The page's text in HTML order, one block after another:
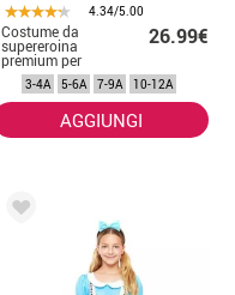
4.34/5.00
Costume da
supereroina
premium per
ragazza
26.99€
3-4A 5-6A 7-9A 10-12A
AGGIUNGI